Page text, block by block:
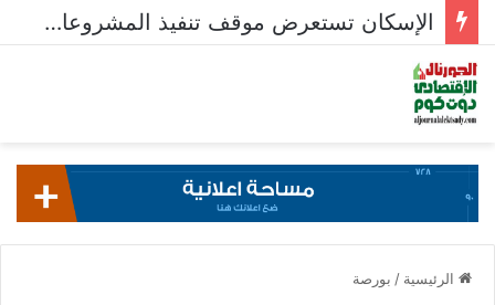
الإسكان تستعرض موقف تنفيذ المشروعات السكنية في 5 مدن جديدة
الرئيسية / بورصة